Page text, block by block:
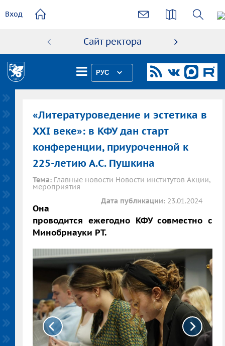
содержанию
Вход
Сайт ректора
РУС
«Литературоведение и эстетика в
XXI веке»: в КФУ дан старт
конференции, приуроченной к
225-летию А.С. Пушкина
Тема: Главные новости Новости институтов Акции,
мероприятия
Дата публикации: 23.01.2024
Она
проводится ежегодно КФУ совместно с
Минобрнауки РТ.